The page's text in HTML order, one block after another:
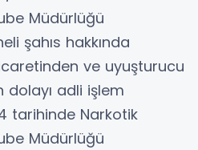
Müdürlüğü
şahıs hakkında
ve uyuşturucu
adli işlem
tarihinde Narkotik
Müdürlüğü